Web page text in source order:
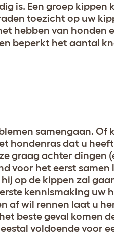
is. Een groep kippen
toezicht op uw
hebben van honden
beperkt het aantal
samengaan. Of
hondenras dat u
graag achter dingen
voor het eerst
op de kippen zal
kennismaking uw
af wil rennen laat u
beste geval komen
voldoende voor